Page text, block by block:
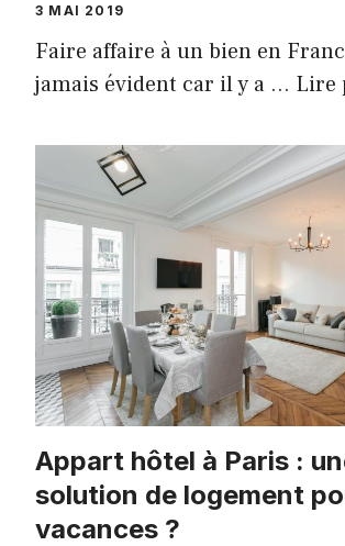
3 MAI 2019
Faire affaire à un bien en
jamais évident car il y a … Lire
Appart hôtel à Paris :
solution de logement
vacances ?